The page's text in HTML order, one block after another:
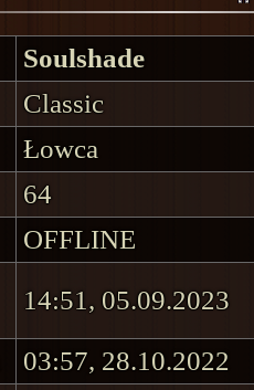
Soulshade
Classic
Łowca
64
OFFLINE
14:51, 05.09.2023
03:57, 28.10.2022